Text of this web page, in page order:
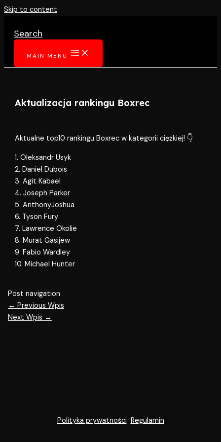
Skip to content
Search
MAIN MENU
Aktualizacja rankingu Boxrec
Aktualne top10 rankingu Boxrec w kategorii ciężkiej! 👇
1. Oleksandr Usyk
2. Daniel Dubois
3. Agit Kabael
4. Joseph Parker
5. AnthonyJoshua
6. Tyson Fury
7. Lawrence Okolie
8. Murat Gasijew
9. Fabio Wardley
10. Michael Hunter
Post navigation
← Previous Wpis
Next Wpis →
Polityka prywatności Regulamin